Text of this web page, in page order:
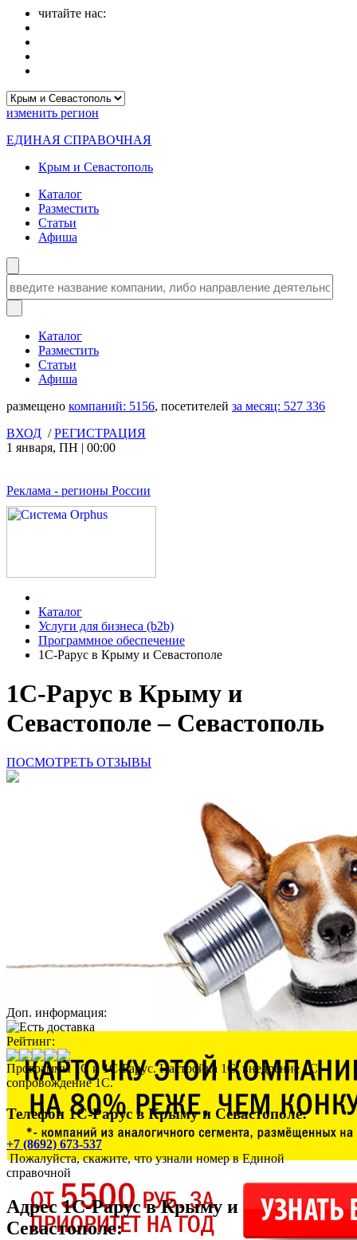
читайте нас:
изменить регион
ЕДИНАЯ СПРАВОЧНАЯ
Крым и Севастополь
Каталог
Разместить
Статьи
Афиша
Каталог
Разместить
Статьи
Афиша
размещено компаний: 5156, посетителей за месяц: 527 336
ВХОД /РЕГИСТРАЦИЯ
1 января, ПН | 00:00
Реклама - регионы России
Каталог
Услуги для бизнеса (b2b)
Программное обеспечение
1С-Рарус в Крыму и Севастополе
1С-Рарус в Крыму и
Севастополе – Севастополь
ПОСМОТРЕТЬ ОТЗЫВЫ
Доп. информация:
Рейтинг:
Программы 1С и 1С-Рарус. Настройка 1С, внедрение 1С,
сопровождение 1С.
Телефон 1С-Рарус в Крыму и Севастополе:
+7 (8692) 673-537
Пожалуйста, скажите, что узнали номер в Единой
справочной
Адрес1С-Рарус в Крыму и
Севастополе: